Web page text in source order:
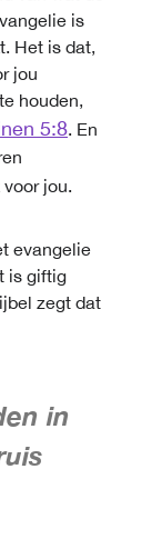
is
Het is dat,
jou
houden,
5:8. En
jou.
evangelie
is giftig
zegt dat
in